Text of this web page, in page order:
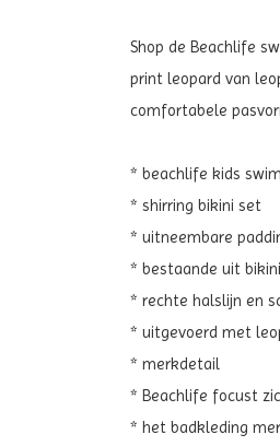
Shop de Beachlife
print leopard van
comfortabele
* beachlife kids
* shirring bikini set
* uitneembare
* bestaande uit
* rechte halslijn en
* uitgevoerd met
* merkdetail
* Beachlife focust
* het badkleding